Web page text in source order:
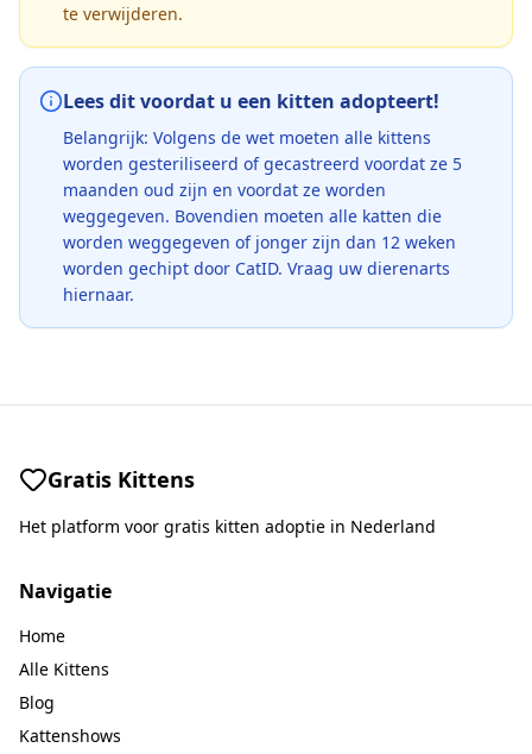
te verwijderen.
Lees dit voordat u een kitten adopteert!
Belangrijk: Volgens de wet moeten alle kittens
worden gesteriliseerd of gecastreerd voordat ze 5
maanden oud zijn en voordat ze worden
weggegeven. Bovendien moeten alle katten die
worden weggegeven of jonger zijn dan 12 weken
worden gechipt door CatID. Vraag uw dierenarts
hiernaar.
Gratis Kittens
Het platform voor gratis kitten adoptie in Nederland
Navigatie
Home
Alle Kittens
Blog
Kattenshows